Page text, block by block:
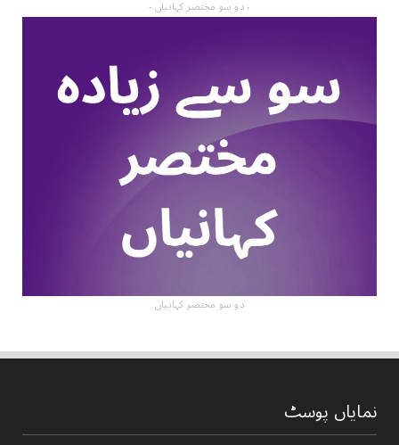
- دو سو مختصر کہانیاں -
دو سو مختصر کہانیاں
نمایاں پوسٹ